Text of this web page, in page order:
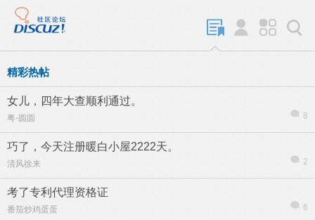
精彩热帖
女儿，四年大查顺利通过。
粤-圆圆 8
巧了，今天注册暖白小屋2222天。
清风徐来 2
考了专利代理资格证
番茄炒鸡蛋蛋 6